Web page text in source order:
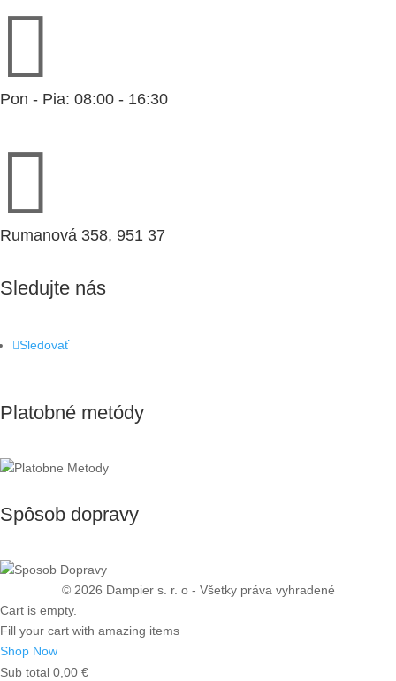

Pon - Pia: 08:00 - 16:30

Rumanová 358, 951 37
Sledujte nás
Sledovať
Platobné metódy
Spôsob dopravy
© 2026 Dampier s. r. o - Všetky práva vyhradené
Cart is empty.
Fill your cart with amazing items
Shop Now
Sub total 0,00 €